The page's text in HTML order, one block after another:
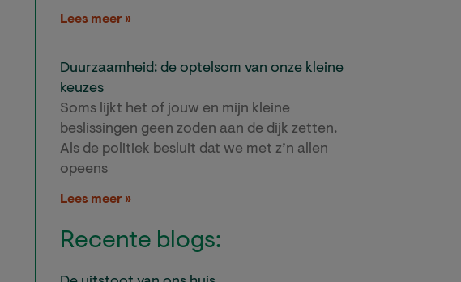
Lees meer »
Duurzaamheid: de optelsom van onze kleine
keuzes
Soms lijkt het of jouw en mijn kleine
beslissingen geen zoden aan de dijk zetten.
Als de politiek besluit dat we met z’n allen
opeens
Lees meer »
Recente blogs: